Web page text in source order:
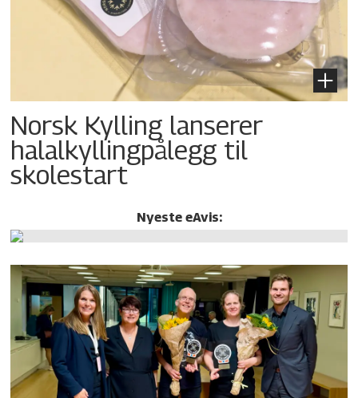
Norsk Kylling lanserer
halalkylling­pålegg til
skolestart
Nyeste eAvis: